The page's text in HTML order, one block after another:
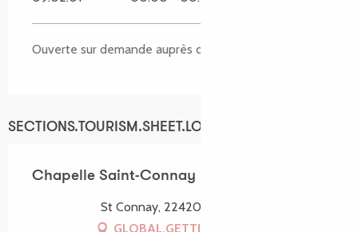
Ouverte sur demande auprès de la mairie.
SECTIONS.TOURISM.SHEET.LOCATION
Chapelle Saint-Connay
St Connay, 22420 Lanvellec
GLOBAL.GETTING_THERE